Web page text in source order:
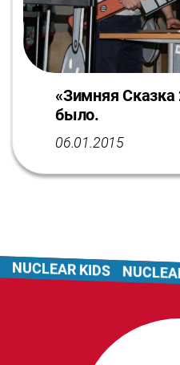
«Зимняя Сказка
было.
06.01.2015
NUCLEAR KIDS